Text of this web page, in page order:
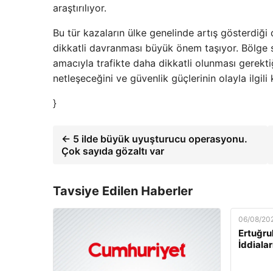
araştırılıyor.
Bu tür kazaların ülke genelinde artış
dikkatli davranması büyük önem taşıyor.
amacıyla trafikte daha dikkatli olunması
netleşeceğini ve güvenlik güçlerinin olayla ilgili
}
← 5 ilde büyük uyuşturucu operasyonu.
Çok sayıda gözaltı var
Tavsiye Edilen Haberler
06/08/